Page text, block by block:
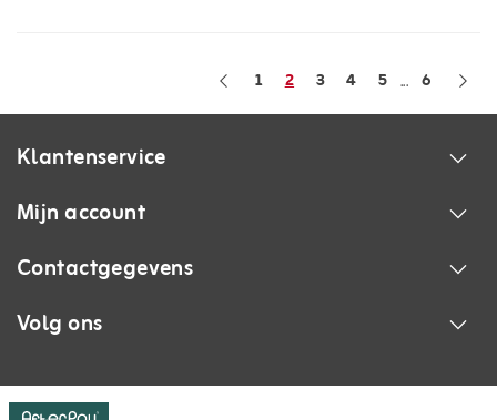
1 2 3 4 5 ... 6
Klantenservice
Mijn account
Contactgegevens
Volg ons